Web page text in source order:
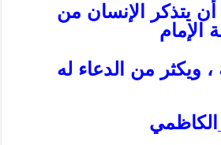
أن يتذكر الإنسان من
الإمام
ويكثر من الدعاء له